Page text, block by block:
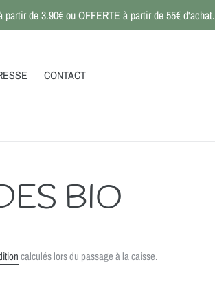
de 3.90€ ou OFFERTE à partir de 55€ d'achat.
CONTACT
BIO
calculés lors du passage à la caisse.